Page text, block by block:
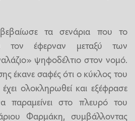
τα σενάρια που το
τον έφερναν μεταξύ των
ψηφοδέλτιο στον νομό.
έκανε σαφές ότι ο κύκλος του
ολοκληρωθεί και εξέφρασε
παραμείνει στο πλευρό του
Φαρμάκη, συμβάλλοντας